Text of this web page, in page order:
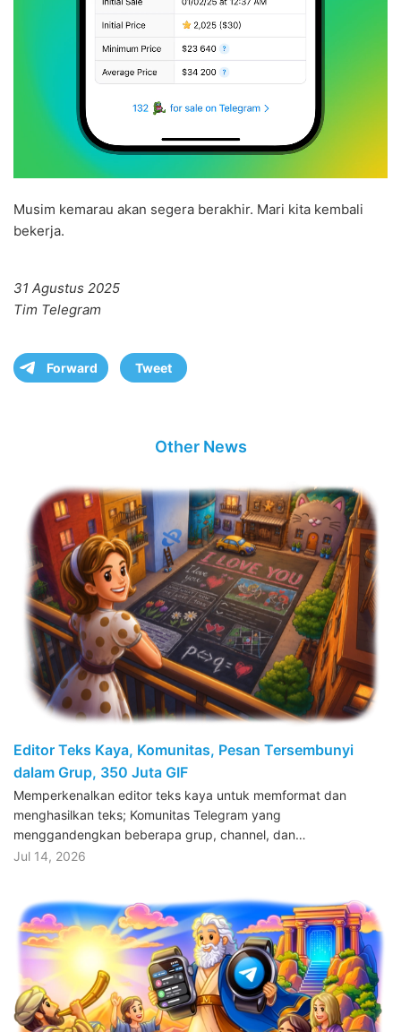
Musim kemarau akan segera berakhir. Mari kita kembali
bekerja.
31 Agustus 2025
Tim Telegram
Forward Tweet
Other News
Editor Teks Kaya, Komunitas, Pesan Tersembunyi
dalam Grup, 350 Juta GIF
Memperkenalkan editor teks kaya untuk memformat dan
menghasilkan teks; Komunitas Telegram yang
menggandengkan beberapa grup, channel, dan…
Jul 14, 2026